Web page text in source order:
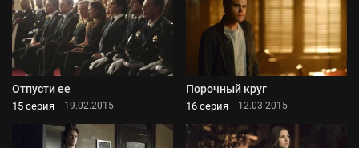
Отпусти ее
15 серия 19.02.2015
Порочный круг
16 серия 12.03.2015